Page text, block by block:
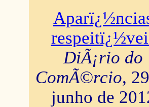
DiÃ¡rio do
ComÃ©rcio,
junho de